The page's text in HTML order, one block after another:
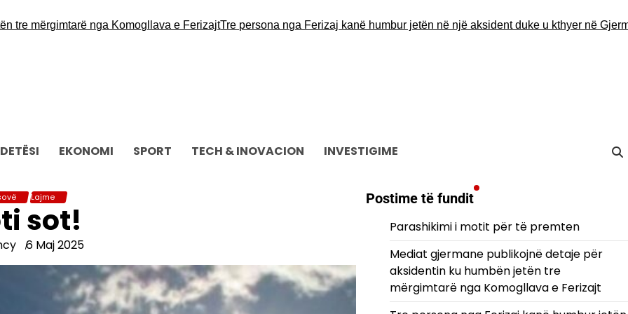
nga Komogllava e FerizajtTre persona nga Ferizaj kanë humbur jetën në një aksident duke u kthyer në Gjermani
EKONOMI SPORT TECH & INOVACION INVESTIGIME
Lajme
sot!
6 Maj 2025
Postime të fundit
Parashikimi i motit për të premten
Mediat gjermane publikojnë detaje për
aksidentin ku humbën jetën tre
mërgimtarë nga Komogllava e Ferizajt